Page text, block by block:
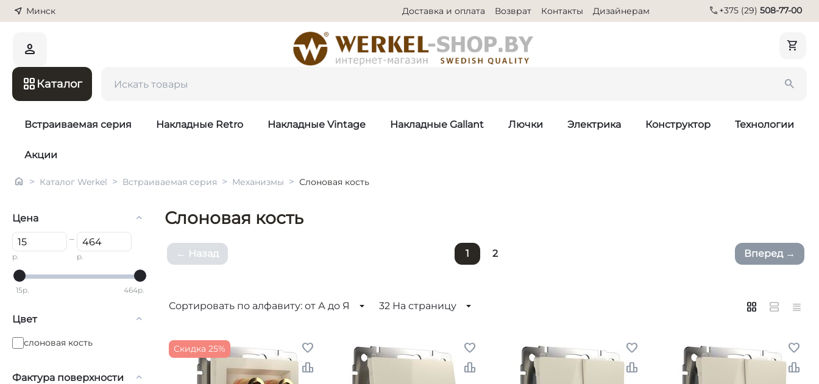
Минск Доставка и оплата Возврат Контакты Дизайнерам call +375 (29) 508-77-00
Каталог
Встраиваемая серия Накладные Retro Накладные Vintage Накладные Gallant Лючки Электрика Конструктор Технологии
Акции
> Каталог Werkel > Встраиваемая серия > Механизмы > Слоновая кость
Цена
р.
–
р.
15р. 464р.
Цвет
слоновая кость
Фактура поверхности
Слоновая кость
Назад 1 2 Вперед
Сортировать по алфавиту: от А до Я 32 На страницу
Скидка 25%